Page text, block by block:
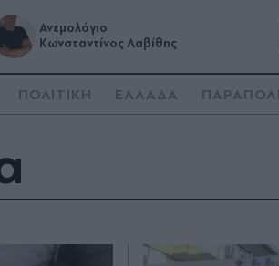
Ανεμολόγιο
Κωνσταντίνος Λαβίθης
ΠΟΛΙΤΙΚΗ ΕΛΛΑΔΑ